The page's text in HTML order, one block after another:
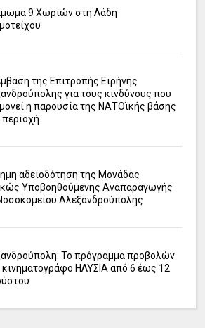
9 Χωριών στη Λάδη
της Επιτροπής Ειρήνης
για τους κινδύνους που
η παρουσία της ΝΑΤΟϊκής βάσης
αδειοδότηση της Μονάδας
Υποβοηθούμενης Αναπαραγωγής
Αλεξανδρούπολης
Το πρόγραμμα προβολών
κινηματογράφο ΗΛΥΣΙΑ από 6 έως 12